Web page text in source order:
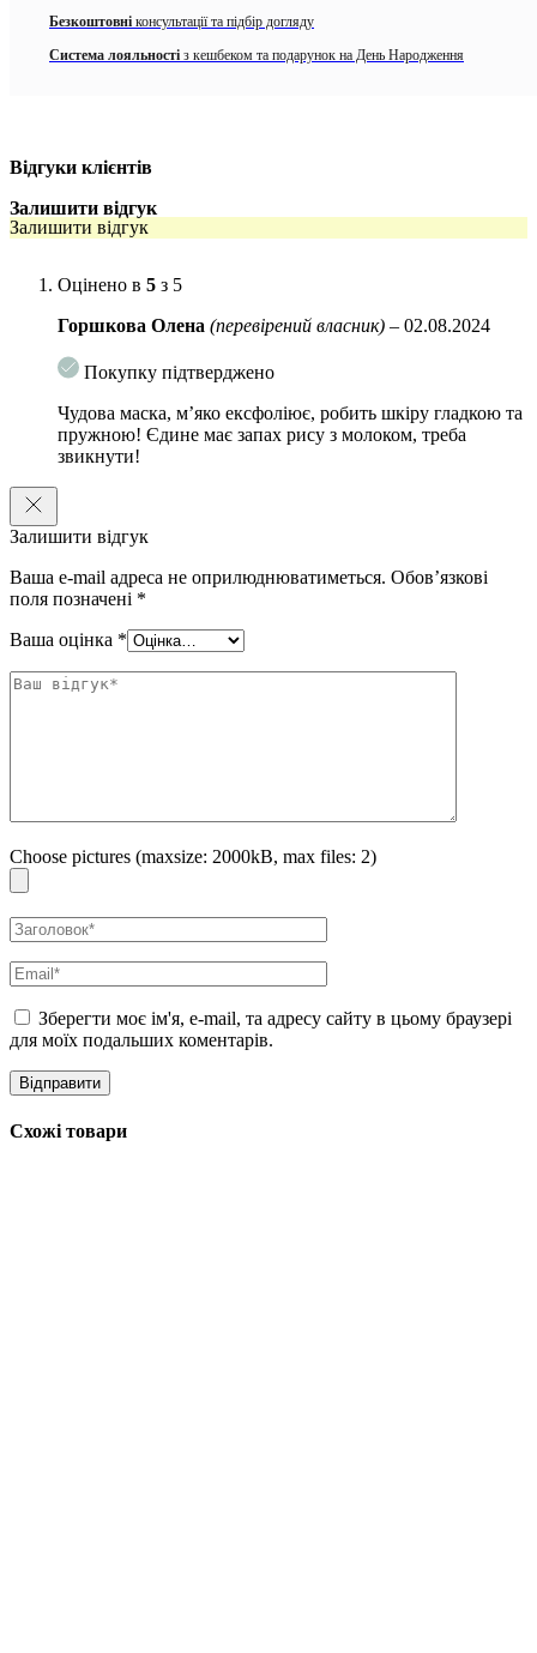
Робить шкіру чистою, гладкою, шовковистою та пружною,
вирівнює мікрорельєф
Активні компоненти:
Бета-глюкан –має імуномодулюючу, антиоксидантну дію,
захищаючи і відновлюючи пошкоджену шкіру, запобігає
шкірне дихання, гальмує раннє в’янення шкіри, знижує
шкірного покриву, регенерує та надає антивіковий ефект, є
хорошим емолентом, має протизапальну дію та прискорює
загоєння. Не закупорює пори.
компонентами, відновлює гідроліпідний баланс шкіри,
омолоджує, перешкоджає старінню епідермісу.
Екстракт насіння амаранту –
зволоження, живлення та пом’якшення шкіри. Відновлює
травмовану та пошкоджену шкіру, захищає, створюючи
Помасажуйте обличчя круговими рухами, приділіть особливу увагу
області Т-зони. Залиште маску на 10 хвилин і змийте теплою водою.
Безкоштовні консультації та підбір догляду
Система лояльності з кешбеком та подарунок на День Народження
Відгуки клієнтів
Залишити відгук
Залишити відгук
Оцінено в 5 з 5
Горшкова Олена (перевірений власник) – 02.08.2024
Покупку підтверджено
Чудова маска, м’яко ексфоліює, робить шкіру гладкою та
пружною! Єдине має запах рису з молоком, треба
звикнути!
Залишити відгук
Ваша e-mail адреса не оприлюднюватиметься. Обов’язкові
поля позначені *
Ваша оцінка *
Choose pictures (maxsize: 2000kB, max files: 2)
Зберегти моє ім'я, e-mail, та адресу сайту в цьому браузері
для моїх подальших коментарів.
Схожі товари